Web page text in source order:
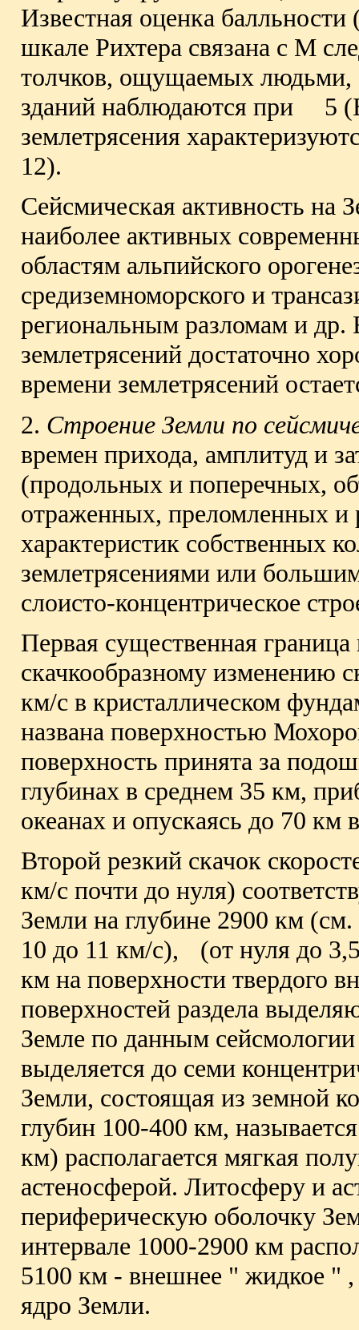
Известная оценка
шкале Рихтера связана с М
толчков, ощущаемых людьми,
зданий наблюдаются при
5
землетрясения
12).
Сейсмическая активность на
наиболее активных
областям альпийского
средиземноморского и
региональным разломам и
землетрясений достаточно
времени землетрясений
2. Строение Земли по
времен прихода, амплитуд и
(продольных и поперечных,
отраженных, преломленных и
характеристик собственных
землетрясениями или
слоисто-концентрическое
Первая существенная
скачкообразному изменению
км/с в кристаллическом
названа поверхностью
поверхность принята за
глубинах в среднем 35 км,
океанах и опускаясь до 70 км
Второй резкий скачок
км/с почти до нуля)
Земли на глубине 2900 км
10 до 11 км/с),
(от нуля до
км на поверхности твердого
поверхностей раздела
Земле по данным
выделяется до семи
Земли, состоящая из земной
глубин 100-400 км,
км) располагается мягкая
астеносферой. Литосферу и
периферическую оболочку
интервале 1000-2900 км
5100 км - внешнее " жидкое " ,
ядро Земли.